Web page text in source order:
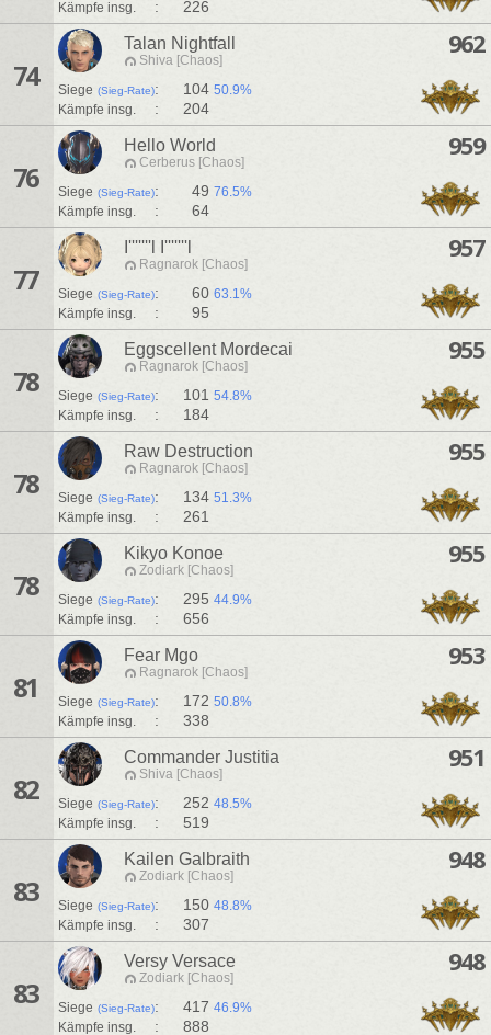
Kämpfe insg. : 226
74
Talan Nightfall
Shiva [Chaos]
Siege (Sieg-Rate): 104 50.9%
Kämpfe insg.
: 204
962
76
Hello World
Cerberus [Chaos]
Siege (Sieg-Rate): 49 76.5%
Kämpfe insg.
: 64
959
77
I'''''''l I'''''''l
Ragnarok [Chaos]
Siege (Sieg-Rate): 60 63.1%
Kämpfe insg.
: 95
957
78
Eggscellent Mordecai
Ragnarok [Chaos]
Siege (Sieg-Rate): 101 54.8%
Kämpfe insg.
: 184
955
78
Raw Destruction
Ragnarok [Chaos]
Siege (Sieg-Rate): 134 51.3%
Kämpfe insg.
: 261
955
78
Kikyo Konoe
Zodiark [Chaos]
Siege (Sieg-Rate): 295 44.9%
Kämpfe insg.
: 656
955
81
Fear Mgo
Ragnarok [Chaos]
Siege (Sieg-Rate): 172 50.8%
Kämpfe insg.
: 338
953
82
Commander Justitia
Shiva [Chaos]
Siege (Sieg-Rate): 252 48.5%
Kämpfe insg.
: 519
951
83
Kailen Galbraith
Zodiark [Chaos]
Siege (Sieg-Rate): 150 48.8%
Kämpfe insg.
: 307
948
83
Versy Versace
Zodiark [Chaos]
Siege (Sieg-Rate): 417 46.9%
Kämpfe insg.
: 888
948